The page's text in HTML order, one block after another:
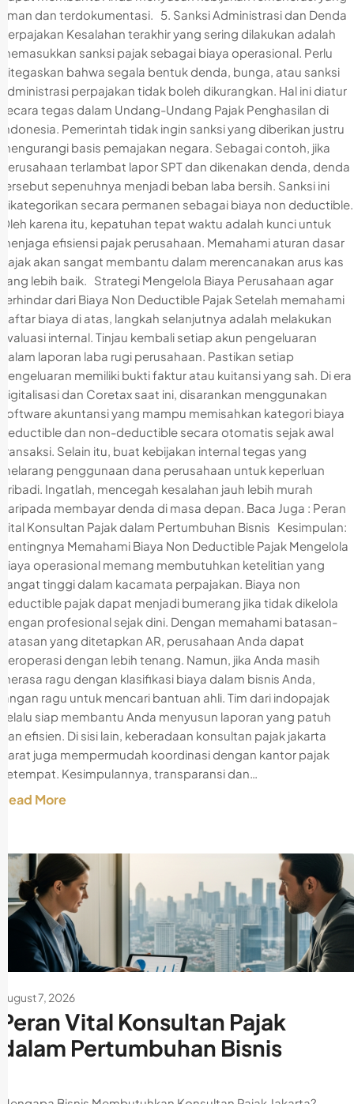
aman dan terdokumentasi. 5. Sanksi Administrasi dan Denda
Perpajakan Kesalahan terakhir yang sering dilakukan adalah
memasukkan sanksi pajak sebagai biaya operasional. Perlu
ditegaskan bahwa segala bentuk denda, bunga, atau sanksi
administrasi perpajakan tidak boleh dikurangkan. Hal ini diatur
secara tegas dalam Undang-Undang Pajak Penghasilan di
Indonesia. Pemerintah tidak ingin sanksi yang diberikan justru
mengurangi basis pemajakan negara. Sebagai contoh, jika
perusahaan terlambat lapor SPT dan dikenakan denda, denda
tersebut sepenuhnya menjadi beban laba bersih. Sanksi ini
dikategorikan secara permanen sebagai biaya non deductible.
Oleh karena itu, kepatuhan tepat waktu adalah kunci untuk
menjaga efisiensi pajak perusahaan. Memahami aturan dasar
pajak akan sangat membantu dalam merencanakan arus kas
yang lebih baik. Strategi Mengelola Biaya Perusahaan agar
Terhindar dari Biaya Non Deductible Pajak Setelah memahami
daftar biaya di atas, langkah selanjutnya adalah melakukan
evaluasi internal. Tinjau kembali setiap akun pengeluaran
dalam laporan laba rugi perusahaan. Pastikan setiap
pengeluaran memiliki bukti faktur atau kuitansi yang sah. Di era
digitalisasi dan Coretax saat ini, disarankan menggunakan
software akuntansi yang mampu memisahkan kategori biaya
deductible dan non-deductible secara otomatis sejak awal
transaksi. Selain itu, buat kebijakan internal tegas yang
melarang penggunaan dana perusahaan untuk keperluan
pribadi. Ingatlah, mencegah kesalahan jauh lebih murah
daripada membayar denda di masa depan. Baca Juga : Peran
Vital Konsultan Pajak dalam Pertumbuhan Bisnis Kesimpulan:
Pentingnya Memahami Biaya Non Deductible Pajak Mengelola
biaya operasional memang membutuhkan ketelitian yang
sangat tinggi dalam kacamata perpajakan. Biaya non
deductible pajak dapat menjadi bumerang jika tidak dikelola
dengan profesional sejak dini. Dengan memahami batasan-
batasan yang ditetapkan AR, perusahaan Anda dapat
beroperasi dengan lebih tenang. Namun, jika Anda masih
merasa ragu dengan klasifikasi biaya dalam bisnis Anda,
jangan ragu untuk mencari bantuan ahli. Tim dari indopajak
selalu siap membantu Anda menyusun laporan yang patuh
dan efisien. Di sisi lain, keberadaan konsultan pajak jakarta
barat juga mempermudah koordinasi dengan kantor pajak
setempat. Kesimpulannya, transparansi dan…
Read More
August 7, 2026
Peran Vital Konsultan Pajak
dalam Pertumbuhan Bisnis